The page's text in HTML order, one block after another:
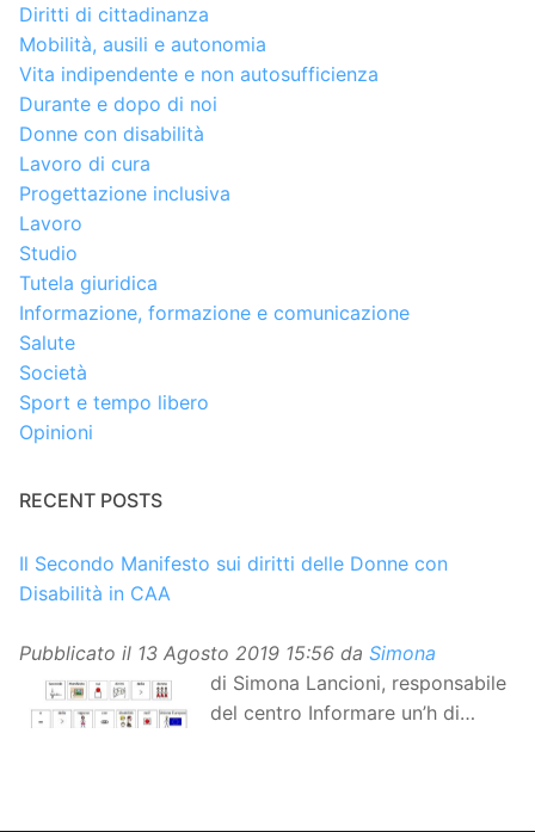
Diritti di cittadinanza
Mobilità, ausili e autonomia
Vita indipendente e non autosufficienza
Durante e dopo di noi
Donne con disabilità
Lavoro di cura
Progettazione inclusiva
Lavoro
Studio
Tutela giuridica
Informazione, formazione e comunicazione
Salute
Società
Sport e tempo libero
Opinioni
RECENT POSTS
Il Secondo Manifesto sui diritti delle Donne con
Disabilità in CAA
Pubblicato il 13 Agosto 2019 15:56 da Simona
di Simona Lancioni, responsabile
del centro Informare un’h di